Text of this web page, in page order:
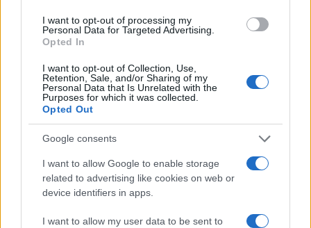
I want to opt-out of processing my
Personal Data for Targeted Advertising.
Opted In
I want to opt-out of Collection, Use,
Retention, Sale, and/or Sharing of my
Personal Data that Is Unrelated with the
Purposes for which it was collected.
Opted Out
Google consents
I want to allow Google to enable storage
related to advertising like cookies on web or
device identifiers in apps.
I want to allow my user data to be sent to
Notizie in tempo reale?
Entra nel canale telegram di
Inviaci le tue segnalazioni,
i tuoi video e le tue foto
Su WhatsApp al numero +39
345 356 7512